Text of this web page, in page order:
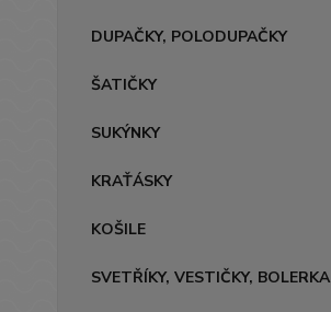
DUPAČKY, POLODUPAČKY
ŠATIČKY
SUKÝNKY
KRAŤÁSKY
KOŠILE
SVETŘÍKY, VESTIČKY, BOLERKA